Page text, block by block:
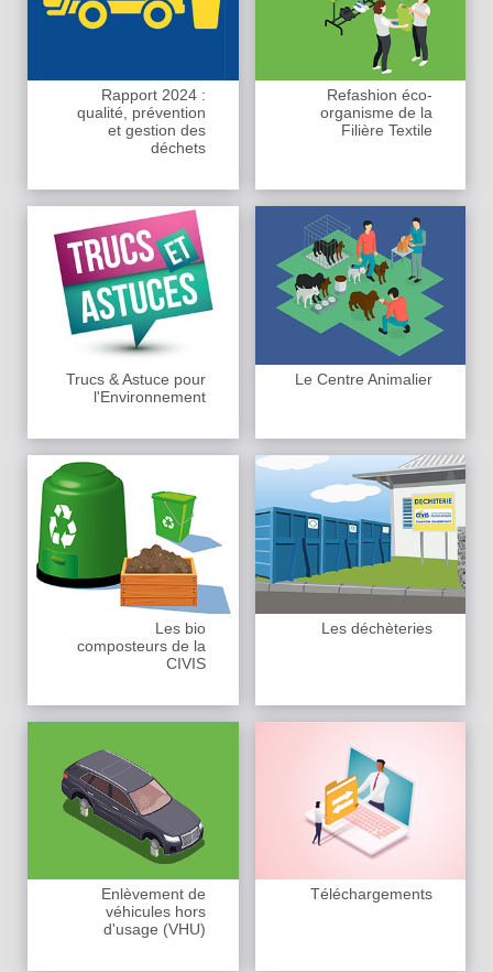
Rapport 2024 :
qualité, prévention
et gestion des
déchets
Refashion éco-
organisme de la
Filière Textile
Trucs & Astuce pour
l'Environnement
Le Centre Animalier
Les bio
composteurs de la
CIVIS
Les déchèteries
Enlèvement de
véhicules hors
d'usage (VHU)
Téléchargements